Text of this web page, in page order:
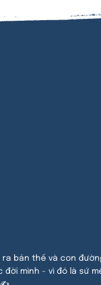
ra bản thế và con
đời mình - vì đó là sứ